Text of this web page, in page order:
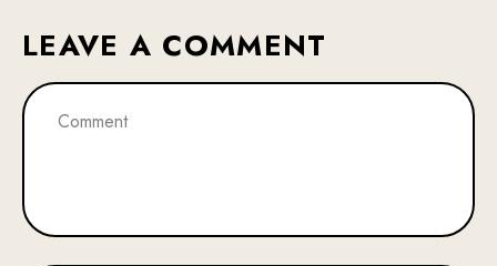
LEAVE A COMMENT